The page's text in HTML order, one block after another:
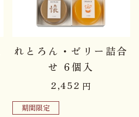
れとろん・ゼリー詰合
せ 6個入
2,452 円
期間限定